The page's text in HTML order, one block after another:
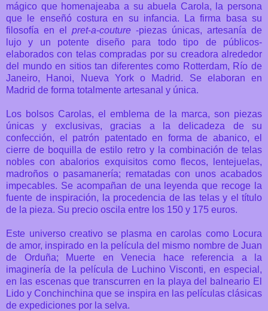
mágico que homenajeaba a su abuela Carola, la persona
que le enseñó costura en su infancia. La firma basa su
filosofía en el pret-a-couture -piezas únicas, artesanía de
lujo y un potente diseño para todo tipo de públicos-
elaborados con telas compradas por su creadora alrededor
del mundo en sitios tan diferentes como Rotterdam, Río de
Janeiro, Hanoi, Nueva York o Madrid. Se elaboran en
Madrid de forma totalmente artesanal y única.
Los bolsos Carolas, el emblema de la marca, son piezas
únicas y exclusivas, gracias a la delicadeza de su
confección, el patrón patentado en forma de abanico, el
cierre de boquilla de estilo retro y la combinación de telas
nobles con abalorios exquisitos como flecos, lentejuelas,
madroños o pasamanería; rematadas con unos acabados
impecables. Se acompañan de una leyenda que recoge la
fuente de inspiración, la procedencia de las telas y el título
de la pieza. Su precio oscila entre los 150 y 175 euros.
Este universo creativo se plasma en carolas como Locura
de amor, inspirado en la película del mismo nombre de Juan
de Orduña; Muerte en Venecia hace referencia a la
imaginería de la película de Luchino Visconti, en especial,
en las escenas que transcurren en la playa del balneario El
Lido y Conchinchina que se inspira en las películas clásicas
de expediciones por la selva.